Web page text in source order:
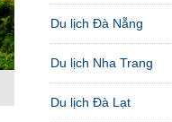
Du lịch Đà Nẵng
Du lịch Nha Trang
Du lịch Đà Lạt